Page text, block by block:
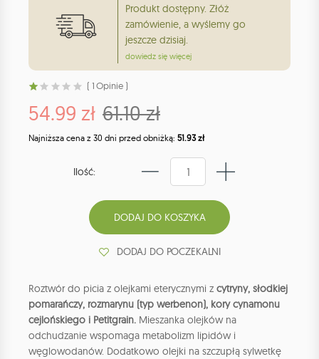
Produkt dostępny. Złóż
zamówienie, a wyślemy go
jeszcze dzisiaj.
dowiedz się więcej
( 1 Opinie )
54.99 zł 61.10 zł
Najniższa cena z 30 dni przed obniżką: 51.93 zł
Ilość:
DODAJ DO POCZEKALNI
Roztwór do picia z olejkami eterycznymi z cytryny, słodkiej
pomarańczy, rozmarynu (typ werbenon), kory cynamonu
cejlońskiego i Petitgrain. Mieszanka olejków na
odchudzanie wspomaga metabolizm lipidów i
węglowodanów. Dodatkowo olejki na szczupłą sylwetkę